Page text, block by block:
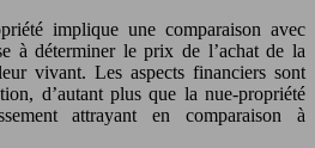
implique une comparaison avec
à déterminer le prix de l’achat de la
vivant. Les aspects financiers sont
d’autant plus que la nue-propriété
attrayant en comparaison à